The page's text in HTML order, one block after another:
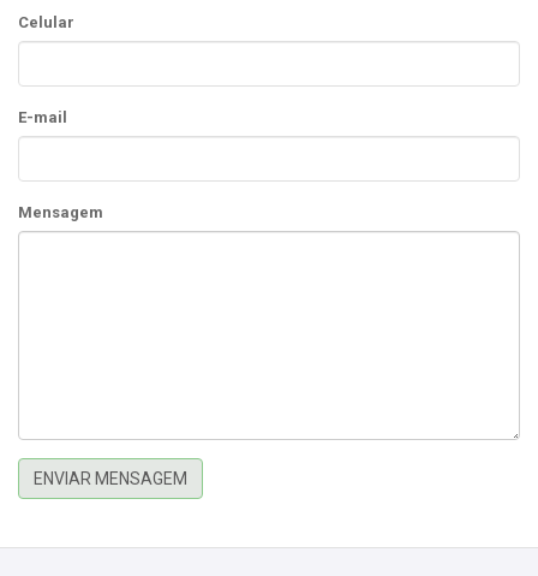
Celular
E-mail
Mensagem
ENVIAR MENSAGEM